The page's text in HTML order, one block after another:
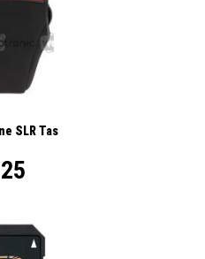
SLR Tas